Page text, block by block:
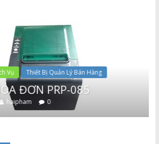
Vụ Thiết Bị Quản Lý Bán Hàng
ĐƠN PRP-085
haipham 0